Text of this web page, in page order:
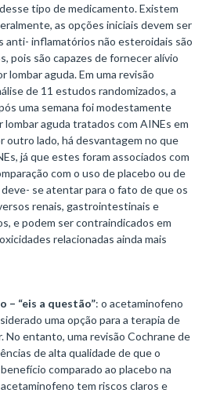
tipo de medicamento. Existem
as opções iniciais devem ser
anti- inflamatórios não esteroidais são
pois são capazes de fornecer alívio
aguda. Em uma revisão
de 11 estudos randomizados, a
uma semana foi modestamente
lombar aguda tratados com AINEs em
outro lado, há desvantagem no que
já que estes foram associados com
com o uso de placebo ou de
se atentar para o fato de que os
renais, gastrointestinais e
e podem ser contraindicados em
relacionadas ainda mais
– “eis a questão”: o acetaminofeno
uma opção para a terapia de
No entanto, uma revisão Cochrane de
de alta qualidade de que o
comparado ao placebo na
tem riscos claros e